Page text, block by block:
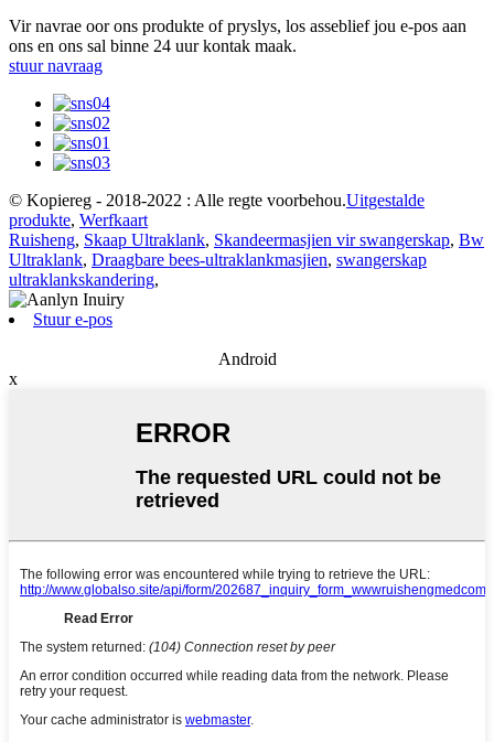
Vir navrae oor ons produkte of pryslys, los asseblief jou e-pos aan
ons en ons sal binne 24 uur kontak maak.
stuur navraag
© Kopiereg - 2018-2022 : Alle regte voorbehou.Uitgestalde
produkte, Werfkaart
Ruisheng, Skaap Ultraklank, Skandeermasjien vir swangerskap, Bw
Ultraklank, Draagbare bees-ultraklankmasjien, swangerskap
ultraklankskandering,
Stuur e-pos
Android
x